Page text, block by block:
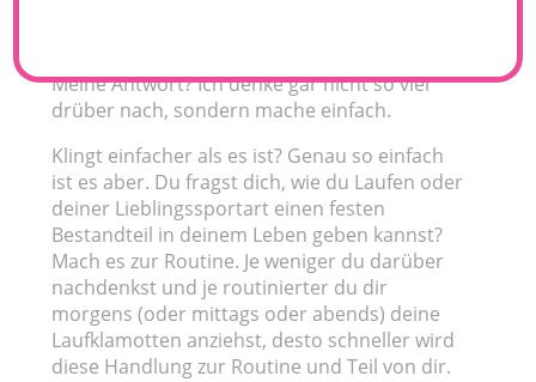
Meine Antwort? Ich denke gar nicht so viel
drüber nach, sondern mache einfach.
Klingt einfacher als es ist? Genau so einfach
ist es aber. Du fragst dich, wie du Laufen oder
deiner Lieblingssportart einen festen
Bestandteil in deinem Leben geben kannst?
Mach es zur Routine. Je weniger du darüber
nachdenkst und je routinierter du dir
morgens (oder mittags oder abends) deine
Laufklamotten anziehst, desto schneller wird
diese Handlung zur Routine und Teil von dir.